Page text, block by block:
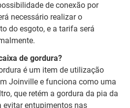
de conexão por
necessário realizar o
do esgoto, e a tarifa será
de gordura?
é um item de utilização
Joinville e funciona como uma
que retém a gordura da pia da
evitar entupimentos nas